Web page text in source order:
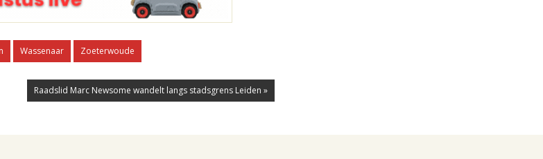
Wassenaar Zoeterwoude
Raadslid Marc Newsome wandelt langs stadsgrens Leiden »